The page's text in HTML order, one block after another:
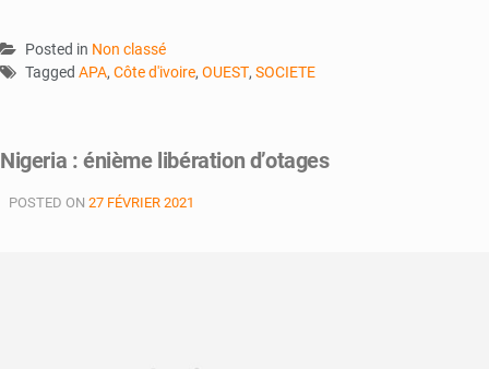
Posted in Non classé
Tagged APA, Côte d'ivoire, OUEST, SOCIETE
Nigeria : énième libération d’otages
POSTED ON 27 FÉVRIER 2021